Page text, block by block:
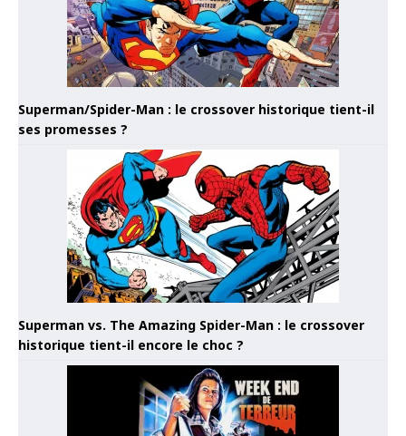
Superman/Spider-Man : le crossover historique tient-il
ses promesses ?
Superman vs. The Amazing Spider-Man : le crossover
historique tient-il encore le choc ?